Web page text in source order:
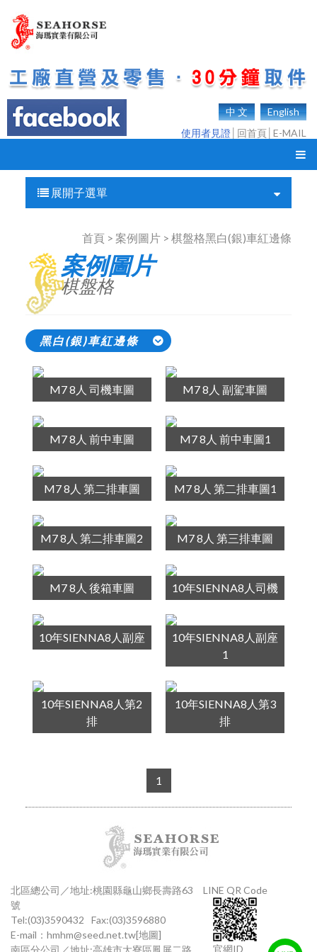
中 文
English
使用者見證 回首頁 E-MAIL
展開子選單
首頁 > 案例圖片 > 棋盤格黑白(銀)車紅邊條
案例圖片
棋盤格
黑白(銀)車紅邊條
M7 8人 司機車圖 M7 8人 副駕車圖
M7 8人 前中車圖 M7 8人 前中車圖1
M7 8人 第二排車圖 M7 8人 第二排車圖1
M7 8人 第二排車圖2 M7 8人 第三排車圖
M7 8人 後箱車圖 10年SIENNA8人司機
10年SIENNA8人副座
10年SIENNA8人副座
1
10年SIENNA8人第2
排
10年SIENNA8人第3
排
1
北區總公司／地址:桃園縣龜山鄉長壽路63
號
Tel:(03)3590432
Fax:(03)3596880
E-mail： hmhm@seed.net.tw[地圖]
LINE QR Code
官網ID